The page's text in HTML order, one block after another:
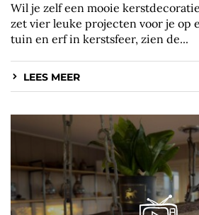
Wil je zelf een mooie
zet vier leuke projecten voor je op
tuin en erf in kerstsfeer, zien de...
LEES MEER